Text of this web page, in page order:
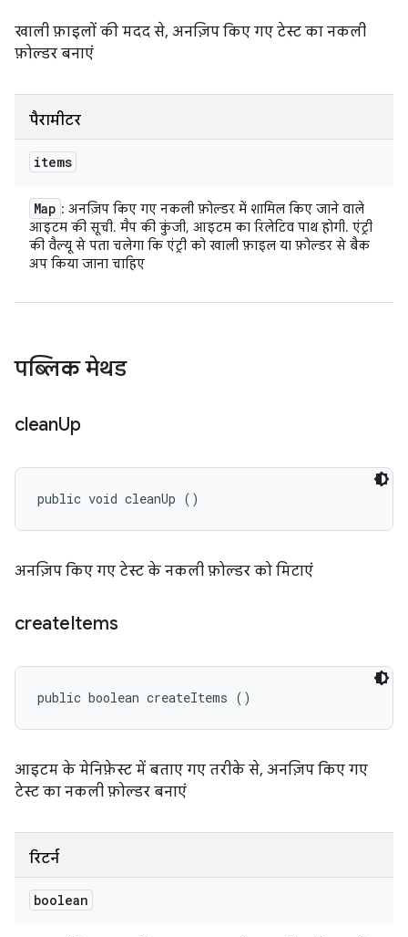
खाली फ़ाइलों की मदद से, अनज़िप किए गए टेस्ट का नकली
फ़ोल्डर बनाएं
पैरामीटर
items
Map : अनज़िप किए गए नकली फ़ोल्डर में शामिल किए जाने वाले
आइटम की सूची. मैप की कुंजी, आइटम का रिलेटिव पाथ होगी. एंट्री
की वैल्यू से पता चलेगा कि एंट्री को खाली फ़ाइल या फ़ोल्डर से बैक
अप किया जाना चाहिए
पब्लिक मेथड
cleanUp
public void cleanUp ()
अनज़िप किए गए टेस्ट के नकली फ़ोल्डर को मिटाएं
createItems
public boolean createItems ()
आइटम के मेनिफ़ेस्ट में बताए गए तरीके से, अनज़िप किए गए
टेस्ट का नकली फ़ोल्डर बनाएं
रिटर्न
boolean